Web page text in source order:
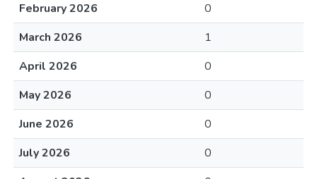
February 2026
0
March 2026
1
April 2026
0
May 2026
0
June 2026
0
July 2026
0